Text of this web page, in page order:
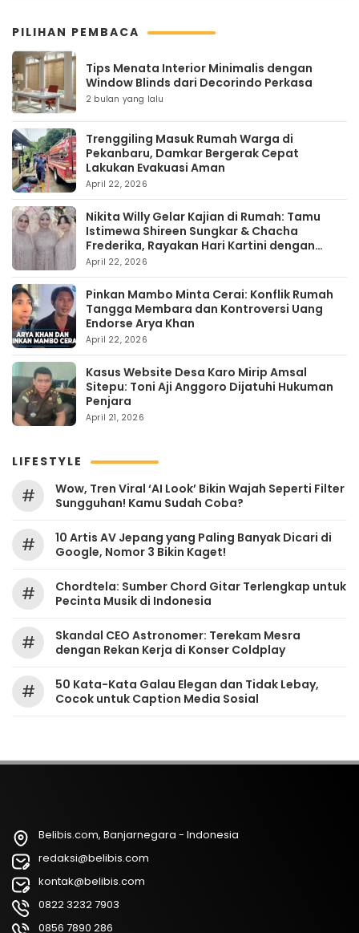
PILIHAN PEMBACA
Tips Menata Interior Minimalis dengan
Window Blinds dari Decorindo Perkasa
2 bulan yang lalu
Trenggiling Masuk Rumah Warga di
Pekanbaru, Damkar Bergerak Cepat
Lakukan Evakuasi Aman
April 22, 2026
Nikita Willy Gelar Kajian di Rumah: Tamu
Istimewa Shireen Sungkar & Chacha
Frederika, Rayakan Hari Kartini dengan
Kehangatan
April 22, 2026
Pinkan Mambo Minta Cerai: Konflik Rumah
Tangga Membara dan Kontroversi Uang
Endorse Arya Khan
April 22, 2026
Kasus Website Desa Karo Mirip Amsal
Sitepu: Toni Aji Anggoro Dijatuhi Hukuman
Penjara
April 21, 2026
LIFESTYLE
#
Wow, Tren Viral ‘AI Look’ Bikin Wajah Seperti Filter
Sungguhan! Kamu Sudah Coba?
#
10 Artis AV Jepang yang Paling Banyak Dicari di
Google, Nomor 3 Bikin Kaget!
#
Chordtela: Sumber Chord Gitar Terlengkap untuk
Pecinta Musik di Indonesia
#
Skandal CEO Astronomer: Terekam Mesra
dengan Rekan Kerja di Konser Coldplay
#
50 Kata-Kata Galau Elegan dan Tidak Lebay,
Cocok untuk Caption Media Sosial
Belibis.com, Banjarnegara - Indonesia
redaksi@belibis.com
kontak@belibis.com
0822 3232 7903
0856 7890 286